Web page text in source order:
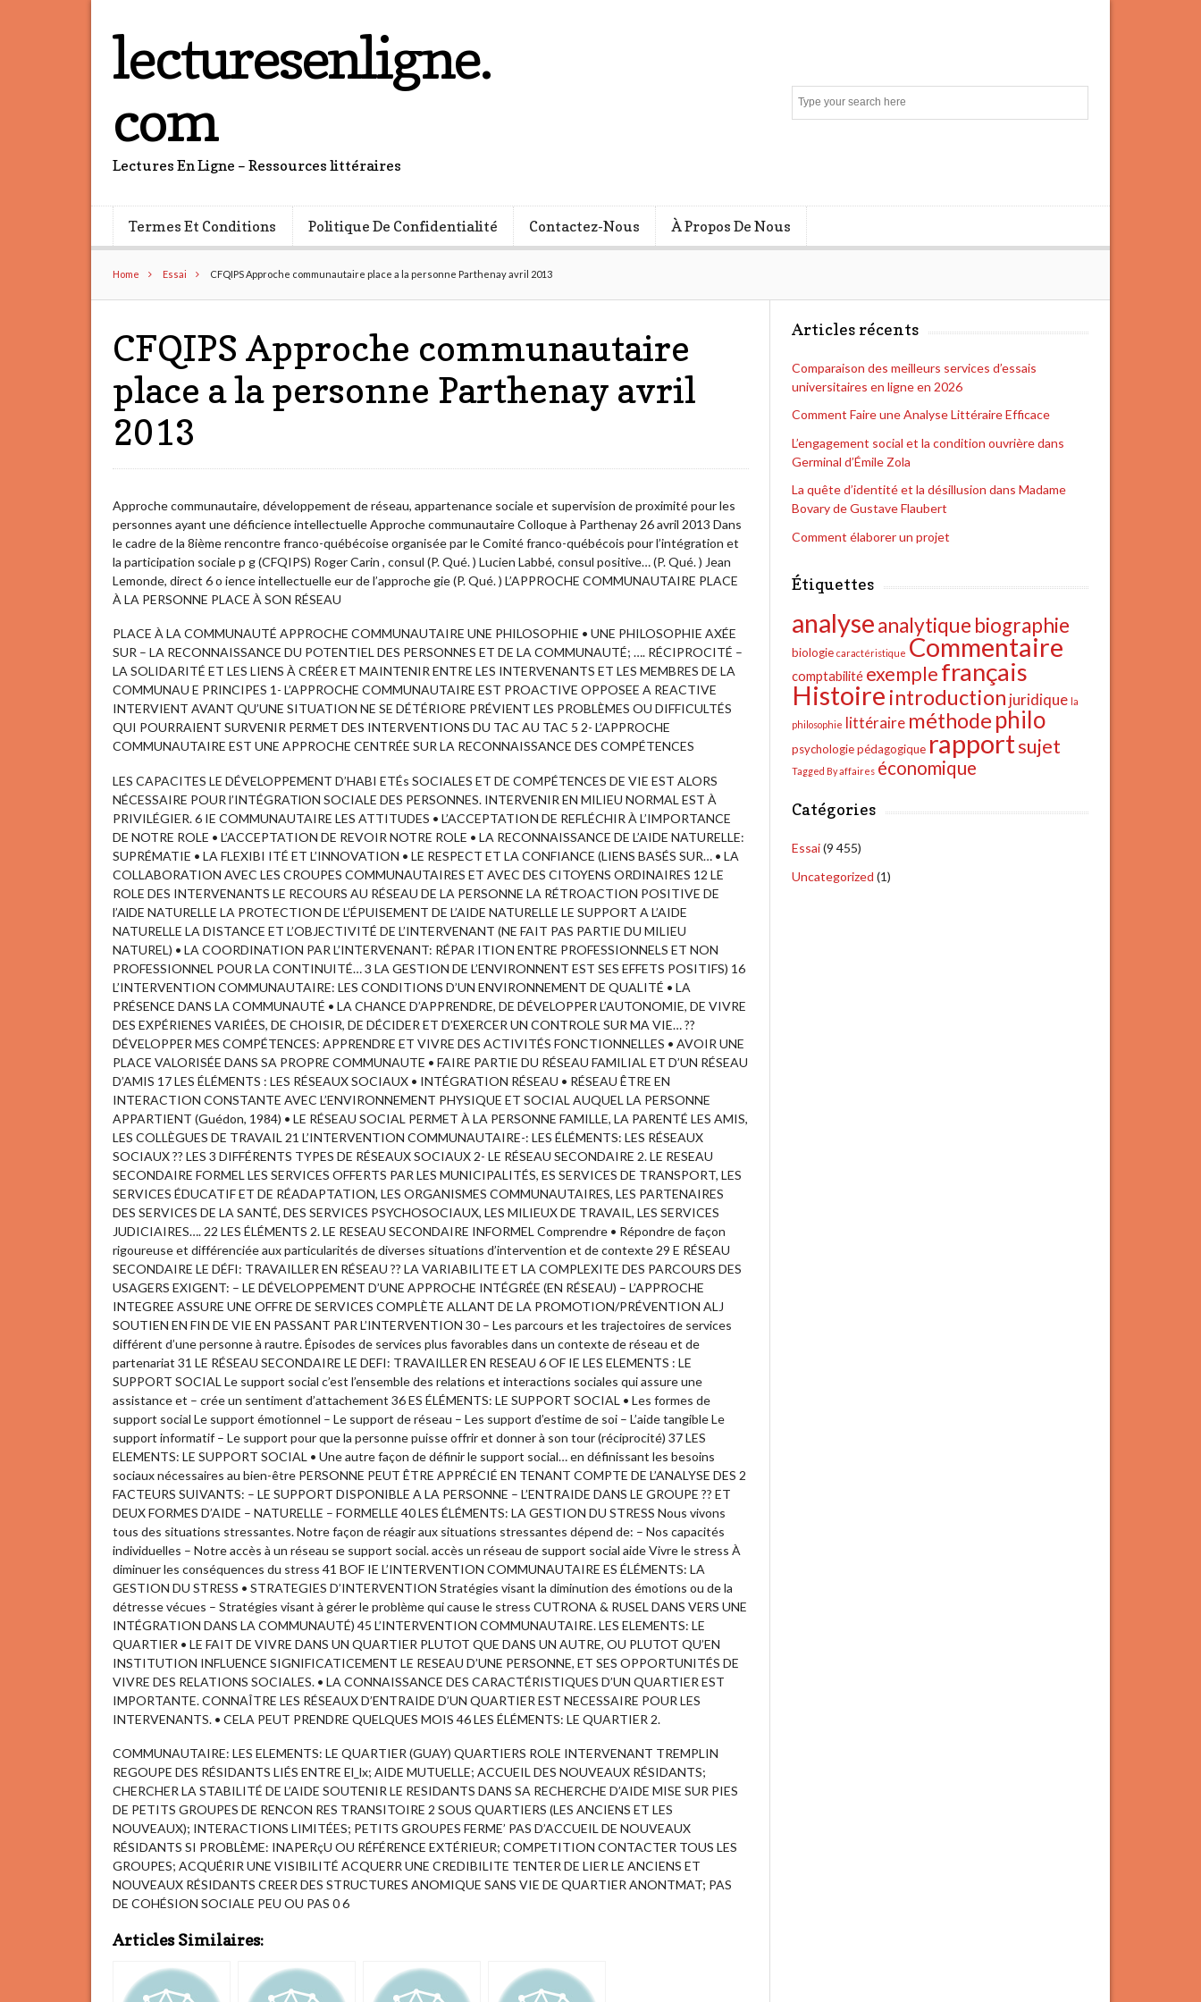
lecturesenligne.
com
Lectures En Ligne – Ressources littéraires
e
Termes Et Conditions Politique De Confidentialité Contactez-Nous À Propos De Nous
Home Essai CFQIPS Approche communautaire place a la personne Parthenay avril 2013
CFQIPS Approche communautaire
place a la personne Parthenay avril
2013
Approche communautaire, développement de réseau, appartenance sociale et supervision de proximité pour les
personnes ayant une déficience intellectuelle Approche communautaire Colloque à Parthenay 26 avril 2013 Dans
le cadre de la 8ième rencontre franco-québécoise organisée par le Comité franco-québécois pour l’intégration et
la participation sociale p g (CFQIPS) Roger Carin , consul (P. Qué. ) Lucien Labbé, consul positive… (P. Qué. ) Jean
Lemonde, direct 6 o ience intellectuelle eur de l’approche gie (P. Qué. ) L’APPROCHE COMMUNAUTAIRE PLACE
À LA PERSONNE PLACE À SON RÉSEAU
PLACE À LA COMMUNAUTÉ APPROCHE COMMUNAUTAIRE UNE PHILOSOPHIE • UNE PHILOSOPHIE AXÉE
SUR – LA RECONNAISSANCE DU POTENTIEL DES PERSONNES ET DE LA COMMUNAUTÉ; …. RÉCIPROCITÉ –
LA SOLIDARITÉ ET LES LIENS À CRÉER ET MAINTENIR ENTRE LES INTERVENANTS ET LES MEMBRES DE LA
COMMUNAU E PRINCIPES 1- L’APPROCHE COMMUNAUTAIRE EST PROACTIVE OPPOSEE A REACTIVE
INTERVIENT AVANT QU’UNE SITUATION NE SE DÉTÉRIORE PRÉVIENT LES PROBLÈMES OU DIFFICULTÉS
QUI POURRAIENT SURVENIR PERMET DES INTERVENTIONS DU TAC AU TAC 5 2- L’APPROCHE
COMMUNAUTAIRE EST UNE APPROCHE CENTRÉE SUR LA RECONNAISSANCE DES COMPÉTENCES
LES CAPACITES LE DÉVELOPPEMENT D’HABI ETÉs SOCIALES ET DE COMPÉTENCES DE VIE EST ALORS
NÉCESSAIRE POUR l’INTÉGRATlON SOCIALE DES PERSONNES. INTERVENIR EN MILIEU NORMAL EST À
PRIVILÉGIER. 6 IE COMMUNAUTAIRE LES ATTITUDES • L’ACCEPTATION DE REFLÉCHIR À L’IMPORTANCE
DE NOTRE ROLE • L’ACCEPTATION DE REVOIR NOTRE ROLE • LA RECONNAISSANCE DE L’AIDE NATURELLE:
SUPRÉMATIE • LA FLEXIBI ITÉ ET L’INNOVATION • LE RESPECT ET LA CONFIANCE (LIENS BASÉS SUR… • LA
COLLABORATION AVEC LES CROUPES COMMUNAUTAIRES ET AVEC DES CITOYENS ORDINAIRES 12 LE
ROLE DES INTERVENANTS LE RECOURS AU RÉSEAU DE LA PERSONNE LA RÉTROACTION POSITIVE DE
l’AlDE NATURELLE LA PROTECTION DE L’ÉPUISEMENT DE L’AIDE NATURELLE LE SUPPORT A L’AIDE
NATURELLE LA DISTANCE ET L’OBJECTIVITÉ DE L’INTERVENANT (NE FAIT PAS PARTIE DU MILIEU
NATUREL) • LA COORDINATION PAR L’INTERVENANT: RÉPAR ITION ENTRE PROFESSIONNELS ET NON
PROFESSIONNEL POUR LA CONTINUITÉ… 3 LA GESTION DE L’ENVIRONNENT EST SES EFFETS POSITIFS) 16
L’INTERVENTION COMMUNAUTAIRE: LES CONDITIONS D’UN ENVIRONNEMENT DE QUALITÉ • LA
PRÉSENCE DANS LA COMMUNAUTÉ • LA CHANCE D’APPRENDRE, DE DÉVELOPPER L’AUTONOMIE, DE VIVRE
DES EXPÉRIENES VARIÉES, DE CHOISIR, DE DÉCIDER ET D’EXERCER UN CONTROLE SUR MA VIE… ??
DÉVELOPPER MES COMPÉTENCES: APPRENDRE ET VIVRE DES ACTIVITÉS FONCTIONNELLES • AVOIR UNE
PLACE VALORISÉE DANS SA PROPRE COMMUNAUTE • FAIRE PARTIE DU RÉSEAU FAMILIAL ET D’UN RÉSEAU
D’AMIS 17 LES ÉLÉMENTS : LES RÉSEAUX SOCIAUX • INTÉGRATION RÉSEAU • RÉSEAU ÊTRE EN
INTERACTION CONSTANTE AVEC L’ENVIRONNEMENT PHYSIQUE ET SOCIAL AUQUEL LA PERSONNE
APPARTIENT (Guédon, 1984) • LE RÉSEAU SOCIAL PERMET À LA PERSONNE FAMILLE, LA PARENTÉ LES AMIS,
LES COLLÈGUES DE TRAVAIL 21 L’INTERVENTION COMMUNAUTAIRE-: LES ÉLÉMENTS: LES RÉSEAUX
SOCIAUX ?? LES 3 DIFFÉRENTS TYPES DE RÉSEAUX SOCIAUX 2- LE RÉSEAU SECONDAIRE 2. LE RESEAU
SECONDAIRE FORMEL LES SERVICES OFFERTS PAR LES MUNICIPALITÉS, ES SERVICES DE TRANSPORT, LES
SERVICES ÉDUCATIF ET DE RÉADAPTATION, LES ORGANISMES COMMUNAUTAIRES, LES PARTENAIRES
DES SERVICES DE LA SANTÉ, DES SERVICES PSYCHOSOCIAUX, LES MILIEUX DE TRAVAIL, LES SERVICES
JUDICIAIRES…. 22 LES ÉLÉMENTS 2. LE RESEAU SECONDAIRE INFORMEL Comprendre • Répondre de façon
rigoureuse et différenciée aux particularités de diverses situations d’intervention et de contexte 29 E RÉSEAU
SECONDAIRE LE DÉFI: TRAVAILLER EN RÉSEAU ?? LA VARIABILITE ET LA COMPLEXITE DES PARCOURS DES
USAGERS EXIGENT: – LE DÉVELOPPEMENT D’UNE APPROCHE INTÉGRÉE (EN RÉSEAU) – L’APPROCHE
INTEGREE ASSURE UNE OFFRE DE SERVICES COMPLÈTE ALLANT DE LA PROMOTION/PRÉVENTION ALJ
SOUTIEN EN FIN DE VIE EN PASSANT PAR L’INTERVENTION 30 – Les parcours et les trajectoires de services
différent d’une personne à rautre. Épisodes de services plus favorables dans un contexte de réseau et de
partenariat 31 LE RÉSEAU SECONDAIRE LE DEFI: TRAVAILLER EN RESEAU 6 OF IE LES ELEMENTS : LE
SUPPORT SOCIAL Le support social c’est l’ensemble des relations et interactions sociales qui assure une
assistance et – crée un sentiment d’attachement 36 ES ÉLÉMENTS: LE SUPPORT SOCIAL • Les formes de
support social Le support émotionnel – Le support de réseau – Les support d’estime de soi – L’aide tangible Le
support informatif – Le support pour que la personne puisse offrir et donner à son tour (réciprocité) 37 LES
ELEMENTS: LE SUPPORT SOCIAL • Une autre façon de définir le support social… en définissant les besoins
sociaux nécessaires au bien-être PERSONNE PEUT ÊTRE APPRÉCIÉ EN TENANT COMPTE DE L’ANALYSE DES 2
FACTEURS SUIVANTS: – LE SUPPORT DISPONIBLE A LA PERSONNE – L’ENTRAIDE DANS LE GROUPE ?? ET
DEUX FORMES D’AIDE – NATURELLE – FORMELLE 40 LES ÉLÉMENTS: LA GESTION DU STRESS Nous vivons
tous des situations stressantes. Notre façon de réagir aux situations stressantes dépend de: – Nos capacités
individuelles – Notre accès à un réseau se support social. accès un réseau de support social aide Vivre le stress À
diminuer les conséquences du stress 41 BOF IE L’INTERVENTION COMMUNAUTAIRE ES ÉLÉMENTS: LA
GESTION DU STRESS • STRATEGIES D’INTERVENTION Stratégies visant la diminution des émotions ou de la
détresse vécues – Stratégies visant à gérer le problème qui cause le stress CUTRONA & RUSEL DANS VERS UNE
INTÉGRATION DANS LA COMMUNAUTÉ) 45 L’INTERVENTION COMMUNAUTAIRE. LES ELEMENTS: LE
QUARTIER • LE FAIT DE VIVRE DANS UN QUARTIER PLUTOT QUE DANS UN AUTRE, OU PLUTOT QU’EN
INSTITUTION INFLUENCE SIGNIFICATICEMENT LE RESEAU D’UNE PERSONNE, ET SES OPPORTUNITÉS DE
VIVRE DES RELATIONS SOCIALES. • LA CONNAISSANCE DES CARACTÉRISTIQUES D’UN QUARTIER EST
IMPORTANTE. CONNAÎTRE LES RÉSEAUX D’ENTRAIDE D’UN QUARTIER EST NECESSAIRE POUR LES
INTERVENANTS. • CELA PEUT PRENDRE QUELQUES MOIS 46 LES ÉLÉMENTS: LE QUARTIER 2.
COMMUNAUTAIRE: LES ELEMENTS: LE QUARTIER (GUAY) QUARTIERS ROLE INTERVENANT TREMPLIN
REGOUPE DES RÉSIDANTS LIÉS ENTRE El_lx; AIDE MUTUELLE; ACCUEIL DES NOUVEAUX RÉSIDANTS;
CHERCHER LA STABILITÉ DE L’AIDE SOUTENIR LE RESIDANTS DANS SA RECHERCHE D’AIDE MISE SUR PIES
DE PETITS GROUPES DE RENCON RES TRANSITOIRE 2 SOUS QUARTIERS (LES ANCIENS ET LES
NOUVEAUX); INTERACTIONS LIMITÉES; PETITS GROUPES FERME’ PAS D’ACCUEIL DE NOUVEAUX
RÉSIDANTS SI PROBLÈME: INAPERçU OU RÉFÉRENCE EXTÉRIEUR; COMPETITION CONTACTER TOUS LES
GROUPES; ACQUÉRIR UNE VISIBILITÉ ACQUERR UNE CREDIBILITE TENTER DE LIER LE ANCIENS ET
NOUVEAUX RÉSIDANTS CREER DES STRUCTURES ANOMIQUE SANS VIE DE QUARTIER ANONTMAT; PAS
DE COHÉSION SOCIALE PEU OU PAS 0 6
Articles Similaires:
Articles récents
Comparaison des meilleurs services d’essais
universitaires en ligne en 2026
Comment Faire une Analyse Littéraire Efficace
L’engagement social et la condition ouvrière dans
Germinal d’Émile Zola
La quête d’identité et la désillusion dans Madame
Bovary de Gustave Flaubert
Comment élaborer un projet
Étiquettes
analyseanalytique biographie
biologie caractéristique Commentaire
comptabilité exemplefrançais
Histoire introduction juridique la
philosophie littéraire méthode philo
psychologie pédagogique rapportsujet
Tagged By affaires économique
Catégories
Essai(9 455)
Uncategorized (1)